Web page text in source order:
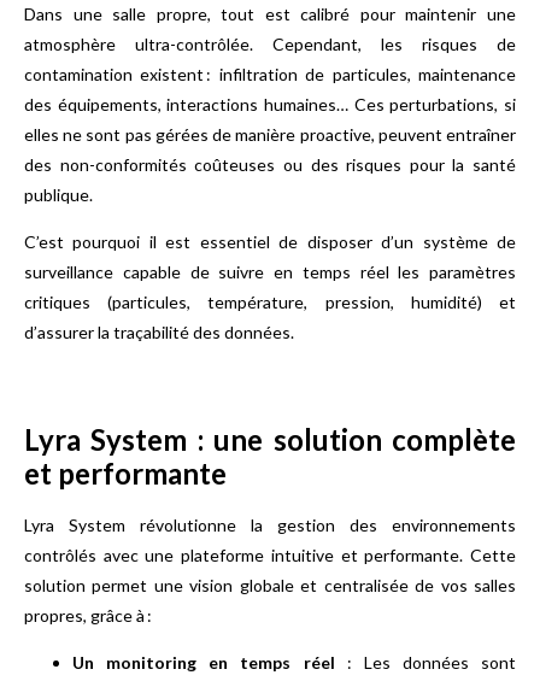
Dans une salle propre, tout est calibré pour maintenir une
atmosphère ultra-contrôlée. Cependant, les risques de
contamination existent : infiltration de particules, maintenance
des équipements, interactions humaines… Ces perturbations, si
elles ne sont pas gérées de manière proactive, peuvent entraîner
des non-conformités coûteuses ou des risques pour la santé
publique.
C’est pourquoi il est essentiel de disposer d’un système de
surveillance capable de suivre en temps réel les paramètres
critiques (particules, température, pression, humidité) et
d’assurer la traçabilité des données.
Lyra System : une solution complète
et performante
Lyra System révolutionne la gestion des environnements
contrôlés avec une plateforme intuitive et performante. Cette
solution permet une vision globale et centralisée de vos salles
propres, grâce à :
Un monitoring en temps réel : Les données sont